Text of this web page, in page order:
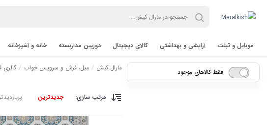
موبایل و تبلت آرایشی و بهداشتی کالای دیجیتال دوربین مداربسته خانه و آشپزخانه
مارال کیش مبل، فرش و سرویس خواب
مرتب سازی: جدیدترین
فقط کالاهای موجود